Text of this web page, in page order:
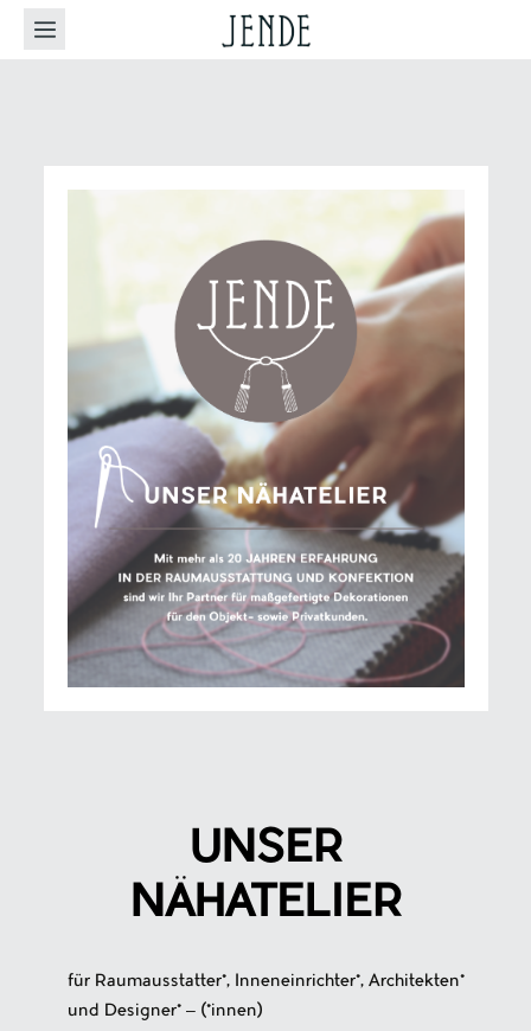
UNSER
NÄHATELIER
für Raumausstatter*, Inneneinrichter*, Architekten*
und Designer* – (*innen)